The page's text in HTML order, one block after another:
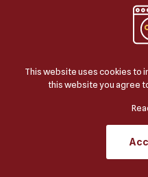
BERKAH
RESERVED |
This website uses cookies to
this website you agree